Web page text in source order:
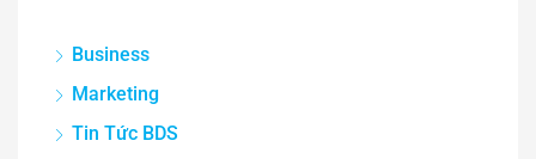
Business
Marketing
Tin Tức BDS